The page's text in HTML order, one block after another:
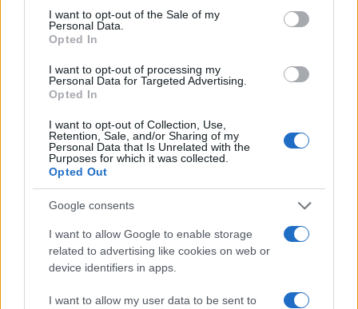
consent section.
I want to opt-out of the Sale of my
Personal Data.
Opted In
I want to opt-out of processing my
Personal Data for Targeted Advertising.
Opted In
I want to opt-out of Collection, Use,
Retention, Sale, and/or Sharing of my
Personal Data that Is Unrelated with the
Purposes for which it was collected.
Opted Out
Google consents
I want to allow Google to enable storage
related to advertising like cookies on web or
device identifiers in apps.
I want to allow my user data to be sent to
εισφορών ΕΔΟΕΑΠ
Συμβούλιο - Πρόεδρος ο Γαληνός Γιαγλής
Νέο Audi A2 e-tron με
στόχο την κορυφή της
αποδοτικότητας
Η Chery επενδύει 75 εκατ.
δολάρια στην KG Mobility